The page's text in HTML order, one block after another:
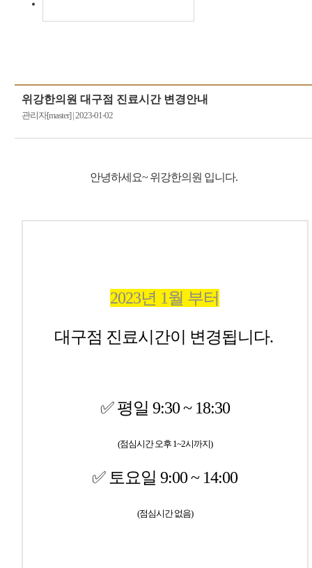
위강한의원 대구점 진료시간 변경안내
관리자[master]|2023-01-02
안녕하세요~ 위강한의원 입니다.
2023년 1월 부터
대구점 진료시간이 변경됩니다.
✅ 평일 9:30 ~ 18:30
(점심시간 오후 1~2시까지)
✅ 토요일 9:00 ~ 14:00
(점심시간 없음)